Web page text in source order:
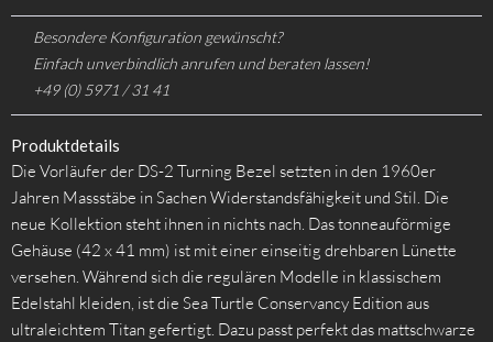
Besondere Konfiguration gewünscht?
Einfach unverbindlich anrufen und beraten lassen!
+49 (0) 5971 / 31 41
Produktdetails
Die Vorläufer der DS-2 Turning Bezel setzten in den 1960er
Jahren Massstäbe in Sachen Widerstandsfähigkeit und Stil. Die
neue Kollektion steht ihnen in nichts nach. Das tonneauförmige
Gehäuse (42 x 41 mm) ist mit einer einseitig drehbaren Lünette
versehen. Während sich die regulären Modelle in klassischem
Edelstahl kleiden, ist die Sea Turtle Conservancy Edition aus
ultraleichtem Titan gefertigt. Dazu passt perfekt das mattschwarze